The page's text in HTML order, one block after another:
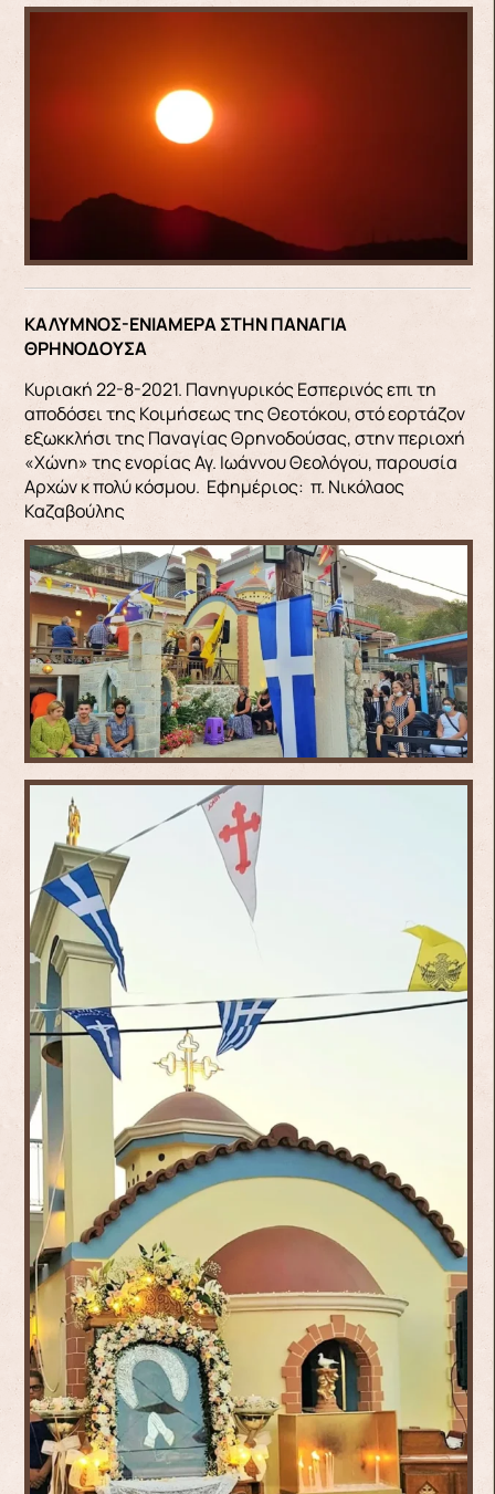
ΚΑΛΥΜΝΟΣ-ΕΝΙΑΜΕΡΑ ΣΤΗΝ ΠΑΝΑΓΙΑ
ΘΡΗΝΟΔΟΥΣΑ
Κυριακή 22-8-2021. Πανηγυρικός Εσπερινός επι τη
αποδόσει της Κοιμήσεως της Θεοτόκου, στό εορτάζον
εξωκκλήσι της Παναγίας Θρηνοδούσας, στην περιοχή
«Χώνη» της ενορίας Αγ. Ιωάννου Θεολόγου, παρουσία
Αρχών κ πολύ κόσμου. Εφημέριος: π. Νικόλαος
Καζαβούλης